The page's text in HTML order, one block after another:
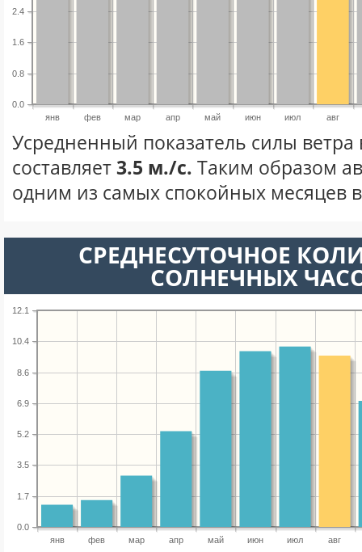
янв фев мар апр май июн июл авг
0.0
0.8
1.6
2.4
Усредненный показатель силы ветра
составляет3.5 м./с. Таким образом
одним из самых спокойных месяцев
СРЕДНЕСУТОЧНОЕ
СОЛНЕЧНЫХ
янв фев мар апр май июн июл авг
0.0
1.7
3.5
5.2
6.9
8.6
10.4
12.1